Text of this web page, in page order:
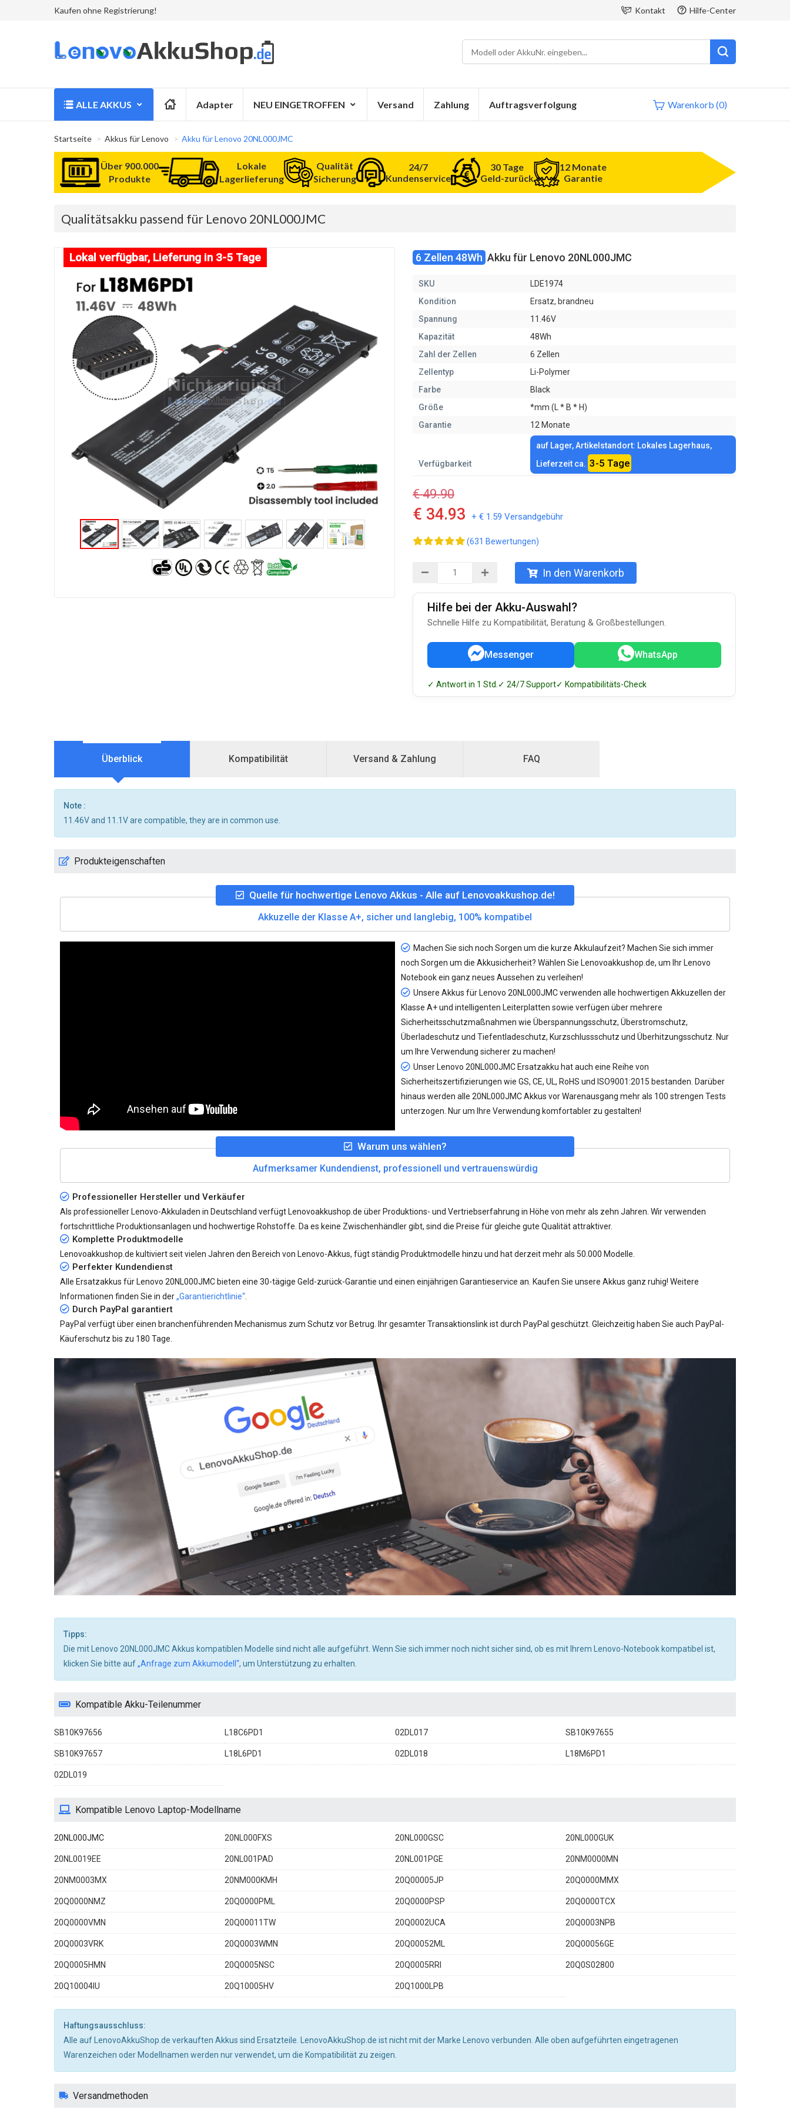
Kaufen ohne Registrierung! Kontakt Hilfe-Center
ALLE AKKUS Adapter NEU EINGETROFFEN Versand Zahlung Auftragsverfolgung Warenkorb (0)
Startseite Akkus für Lenovo Akku für Lenovo 20NL000JMC
Über 900.000
Produkte
Lokale
Lagerlieferung
Qualität
Sicherung
24/7
Kundenservice
30 Tage
Geld-zurück
12 Monate
Garantie
Qualitätsakku passend für Lenovo 20NL000JMC
Lokal verfügbar, Lieferung in 3-5 Tage 6 Zellen 48Wh Akku für Lenovo 20NL000JMC
SKU
LDE1974
Kondition
Ersatz, brandneu
Spannung
11.46V
Kapazität
48Wh
Zahl der Zellen
6 Zellen
Zellentyp
Li-Polymer
Farbe
Black
Größe
*mm (L * B * H)
Garantie
12 Monate
Verfügbarkeit
auf Lager, Artikelstandort: Lokales Lagerhaus,
Lieferzeit ca. 3-5 Tage
€ 49.90
€ 34.93 + € 1.59 Versandgebühr
(631 Bewertungen)
In den Warenkorb
Hilfe bei der Akku-Auswahl?
Schnelle Hilfe zu Kompatibilität, Beratung & Großbestellungen.
Messenger WhatsApp
✓ Antwort in 1 Std. ✓ 24/7 Support✓ Kompatibilitäts-Check
Überblick Kompatibilität Versand & Zahlung FAQ
Note :
11.46V and 11.1V are compatible, they are in common use.
Produkteigenschaften
Quelle für hochwertige Lenovo Akkus - Alle auf Lenovoakkushop.de!
Akkuzelle der Klasse A+, sicher und langlebig, 100% kompatibel
Machen Sie sich noch Sorgen um die kurze Akkulaufzeit? Machen Sie sich immer
noch Sorgen um die Akkusicherheit? Wählen Sie Lenovoakkushop.de, um Ihr Lenovo
Notebook ein ganz neues Aussehen zu verleihen!
Unsere Akkus für Lenovo 20NL000JMCverwenden alle hochwertigen Akkuzellen der
Klasse A+ und intelligenten Leiterplatten sowie verfügen über mehrere
Sicherheitsschutzmaßnahmen wie Überspannungsschutz, Überstromschutz,
Überladeschutz und Tiefentladeschutz, Kurzschlussschutz und Überhitzungsschutz. Nur
um Ihre Verwendung sicherer zu machen!
Unser Lenovo 20NL000JMC Ersatzakku hat auch eine Reihe von
Sicherheitszertifizierungen wie GS, CE, UL, RoHS und ISO9001:2015 bestanden. Darüber
hinaus werden alle 20NL000JMC Akkus vor Warenausgang mehr als 100 strengen Tests
unterzogen. Nur um Ihre Verwendung komfortabler zu gestalten!
Warum uns wählen?
Aufmerksamer Kundendienst, professionell und vertrauenswürdig
Professioneller Hersteller und Verkäufer
Als professioneller Lenovo-Akkuladen in Deutschland verfügt Lenovoakkushop.de über Produktions- und Vertriebserfahrung in Höhe von mehr als zehn Jahren. Wir verwenden
fortschrittliche Produktionsanlagen und hochwertige Rohstoffe. Da es keine Zwischenhändler gibt, sind die Preise für gleiche gute Qualität attraktiver.
Komplette Produktmodelle
Lenovoakkushop.de kultiviert seit vielen Jahren den Bereich von Lenovo-Akkus, fügt ständig Produktmodelle hinzu und hat derzeit mehr als 50.000 Modelle.
Perfekter Kundendienst
Alle Ersatzakkus für Lenovo 20NL000JMC bieten eine 30-tägige Geld-zurück-Garantie und einen einjährigen Garantieservice an. Kaufen Sie unsere Akkus ganz ruhig! Weitere
Informationen finden Sie in der„Garantierichtlinie“
Durch PayPal garantiert
PayPal verfügt über einen branchenführenden Mechanismus zum Schutz vor Betrug. Ihr gesamter Transaktionslink ist durch PayPal geschützt. Gleichzeitig haben Sie auch PayPal-
Käuferschutz bis zu 180 Tage.
Tipps:
Die mit Lenovo 20NL000JMC Akkus kompatiblen Modelle sind nicht alle aufgeführt. Wenn Sie sich immer noch nicht sicher sind, ob es mit Ihrem Lenovo-Notebook kompatibel ist,
klicken Sie bitte auf„Anfrage zum Akkumodell“, um Unterstützung zu erhalten.
Kompatible Akku-Teilenummer
SB10K97656 L18C6PD1 02DL017 SB10K97655
SB10K97657 L18L6PD1 02DL018 L18M6PD1
02DL019
Kompatible Lenovo Laptop-Modellname
20NL000JMC 20NL000FXS 20NL000GSC 20NL000GUK
20NL0019EE 20NL001PAD 20NL001PGE 20NM0000MN
20NM0003MX 20NM000KMH 20Q00005JP 20Q0000MMX
20Q0000NMZ 20Q0000PML 20Q0000PSP 20Q0000TCX
20Q0000VMN 20Q00011TW 20Q0002UCA 20Q0003NPB
20Q0003VRK 20Q0003WMN 20Q00052ML 20Q00056GE
20Q0005HMN 20Q0005NSC 20Q0005RRI 20Q0S02800
20Q10004IU 20Q10005HV 20Q1000LPB
Haftungsausschluss:
Alle auf LenovoAkkuShop.de verkauften Akkus sind Ersatzteile. LenovoAkkuShop.de ist nicht mit der Marke Lenovo verbunden. Alle oben aufgeführten eingetragenen
Warenzeichen oder Modellnamen werden nur verwendet, um die Kompatibilität zu zeigen.
Versandmethoden